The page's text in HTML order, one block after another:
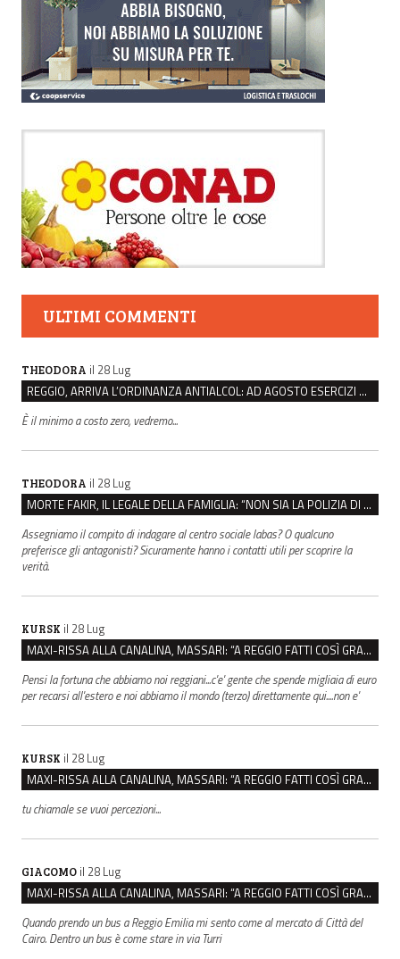
ULTIMI COMMENTI
THEODORA il 28 Lug
REGGIO, ARRIVA L’ORDINANZA ANTIALCOL: AD AGOSTO ESERCIZI DI VICINATO CHIUSI DALLE 22 ALLE 6
È il minimo a costo zero, vedremo...
THEODORA il 28 Lug
MORTE FAKIR, IL LEGALE DELLA FAMIGLIA: “NON SIA LA POLIZIA DI STATO A INDAGARE”
Assegniamo il compito di indagare al centro sociale labas? O qualcuno
preferisce gli antagonisti? Sicuramente hanno i contatti utili per scoprire la
verità.
KURSK il 28 Lug
MAXI-RISSA ALLA CANALINA, MASSARI: “A REGGIO FATTI COSÌ GRAVI NON DEVONO TROVARE SPAZIO”
Pensi la fortuna che abbiamo noi reggiani...c'e' gente che spende migliaia di euro
per recarsi all'estero e noi abbiamo il mondo (terzo) direttamente qui....non e'
KURSK il 28 Lug
MAXI-RISSA ALLA CANALINA, MASSARI: “A REGGIO FATTI COSÌ GRAVI NON DEVONO TROVARE SPAZIO”
tu chiamale se vuoi percezioni...
GIACOMO il 28 Lug
MAXI-RISSA ALLA CANALINA, MASSARI: “A REGGIO FATTI COSÌ GRAVI NON DEVONO TROVARE SPAZIO”
Quando prendo un bus a Reggio Emilia mi sento come al mercato di Città del
Cairo. Dentro un bus è come stare in via Turri